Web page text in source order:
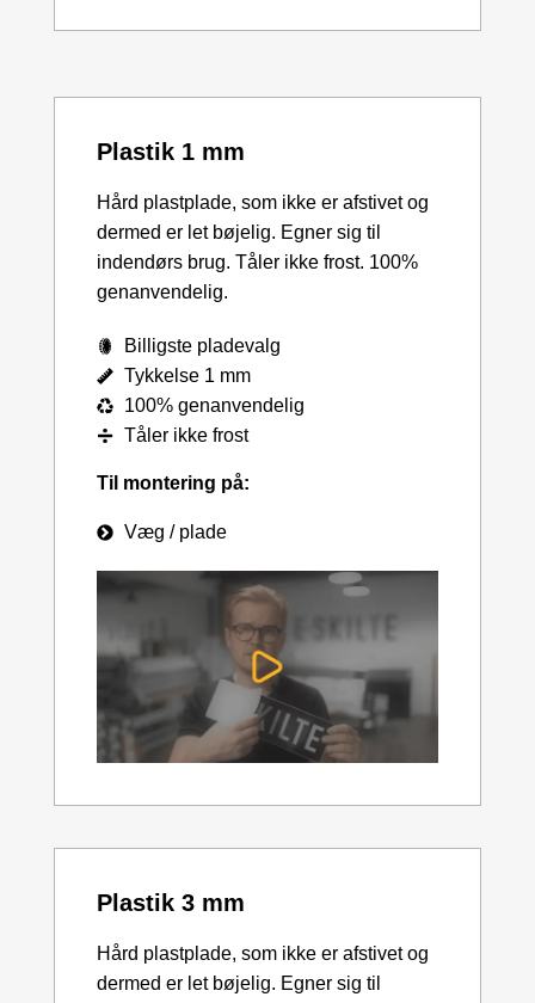
Plastik 1 mm
Hård plastplade, som ikke er afstivet og
dermed er let bøjelig. Egner sig til
indendørs brug. Tåler ikke frost. 100%
genanvendelig.
Billigste pladevalg
Tykkelse 1 mm
100% genanvendelig
Tåler ikke frost
Til montering på:
Væg / plade
Plastik 3 mm
Hård plastplade, som ikke er afstivet og
dermed er let bøjelig. Egner sig til